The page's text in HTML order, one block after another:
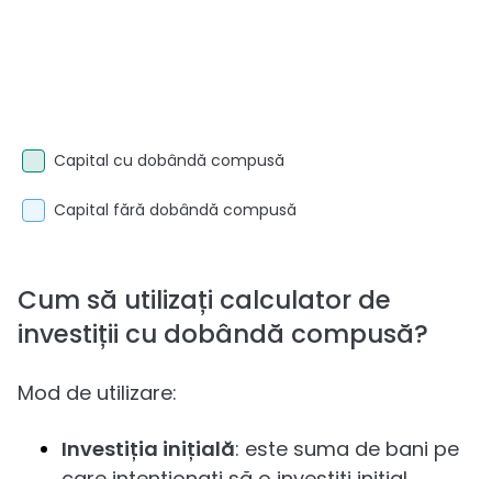
Capital cu dobândă compusă
Capital fără dobândă compusă
Cum să utilizați calculator de
investiții cu dobândă compusă?
Mod de utilizare:
Investiția inițială: este suma de bani pe